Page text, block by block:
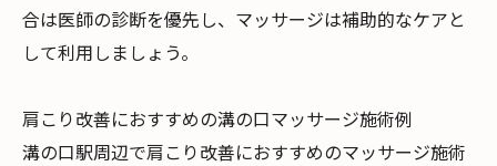
合は医師の診断を優先し、マッサージは補助的なケアと
して利用しましょう。
肩こり改善におすすめの溝の口マッサージ施術例
溝の口駅周辺で肩こり改善におすすめのマッサージ施術